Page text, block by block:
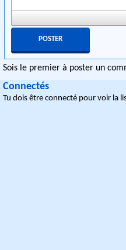
Sois le premier à poster un
Connectés
Tu dois être connecté pour voir la